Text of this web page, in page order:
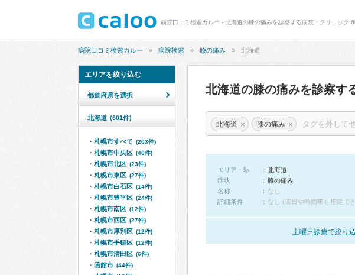
病院口コミ検索カルー - 北海道の膝の痛みを診察する病院・クリニック
病院口コミ検索カルー 病院検索 膝の痛み 北海道
北海道の膝の痛みを診察す
北海道 × 膝の痛み ×
エリア・駅
北海道
症状
膝の痛み
名称
なし
詳細条件
なし (曜日や時間帯を指定で
土曜日診療で絞り
エリアを絞り込む
都道府県を選択
北海道 (601件)
札幌市すべて (203件)
札幌市中央区 (46件)
札幌市北区 (23件)
札幌市東区 (27件)
札幌市白石区 (14件)
札幌市豊平区 (24件)
札幌市南区 (12件)
札幌市西区 (27件)
札幌市厚別区 (12件)
札幌市手稲区 (12件)
札幌市清田区 (6件)
函館市 (44件)